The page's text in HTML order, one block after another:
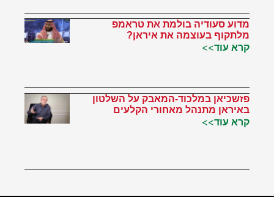
מדוע סעודיה בולמת את טראמפ
מלתקוף בעוצמה את איראן?
קרא עוד>>
פזשכיאן במלכוד-המאבק על השלטון
באיראן מתנהל מאחורי הקלעים
קרא עוד>>